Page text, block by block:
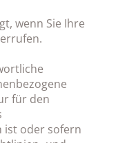
wenn Sie Ihre
für den
ist oder sofern